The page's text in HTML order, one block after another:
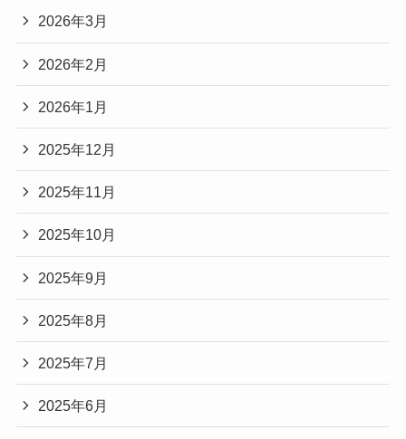
2026年3月
2026年2月
2026年1月
2025年12月
2025年11月
2025年10月
2025年9月
2025年8月
2025年7月
2025年6月